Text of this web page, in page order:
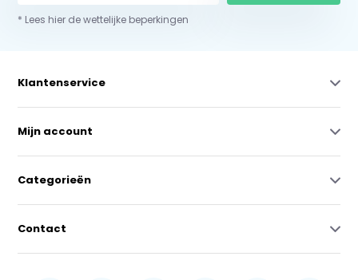
* Lees hier de wettelijke beperkingen
Klantenservice
Mijn account
Categorieën
Contact